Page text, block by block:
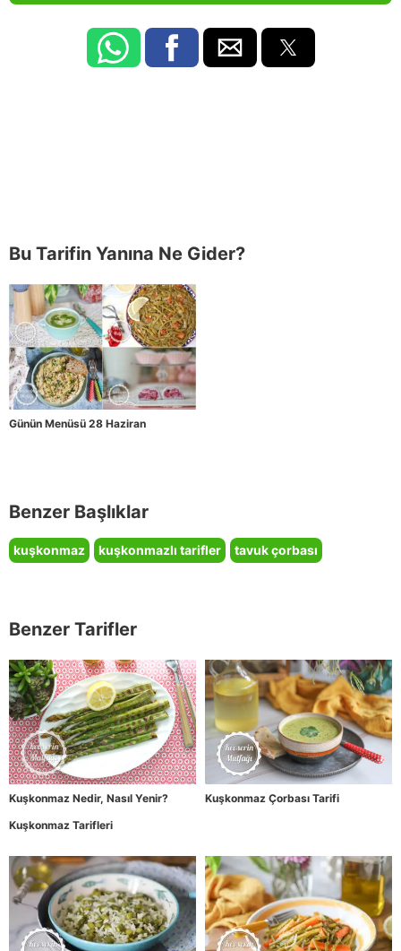
Bu Tarifin Yanına Ne Gider?
Günün Menüsü 28 Haziran
Benzer Başlıklar
kuşkonmaz kuşkonmazlı tarifler tavuk çorbası
Benzer Tarifler
Kuşkonmaz Nedir, Nasıl Yenir?
Kuşkonmaz Tarifleri
Kuşkonmaz Çorbası Tarifi